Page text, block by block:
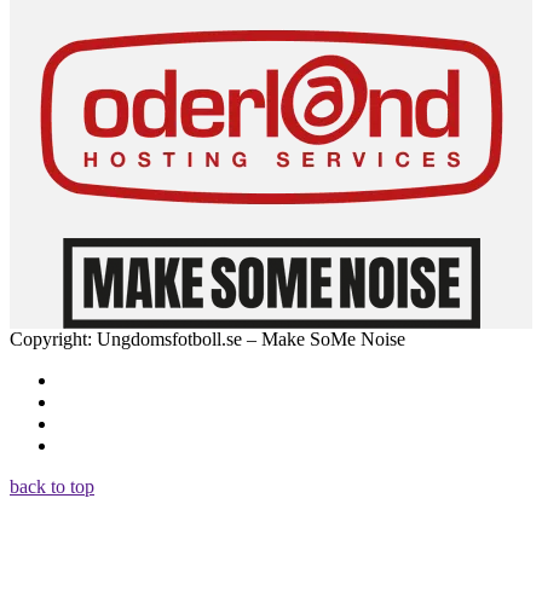
Copyright: Ungdomsfotboll.se – Make SoMe Noise
back to top